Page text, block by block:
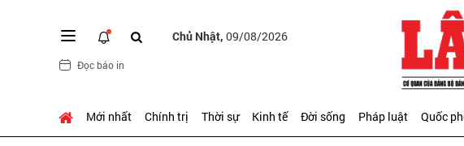
Chủ Nhật, 09/08/2026
Đọc báo in
Mới nhất Chính trị Thời sự Kinh tế Đời sống Pháp luật Quốc